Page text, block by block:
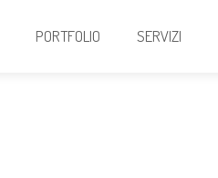
PORTFOLIO SERVIZI